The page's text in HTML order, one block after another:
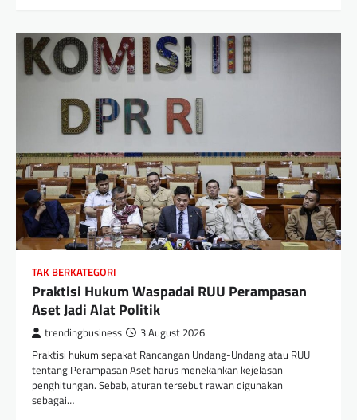
TAK BERKATEGORI
Praktisi Hukum Waspadai RUU Perampasan
Aset Jadi Alat Politik
trendingbusiness 3 August 2026
Praktisi hukum sepakat Rancangan Undang-Undang atau RUU
tentang Perampasan Aset harus menekankan kejelasan
penghitungan. Sebab, aturan tersebut rawan digunakan
sebagai…